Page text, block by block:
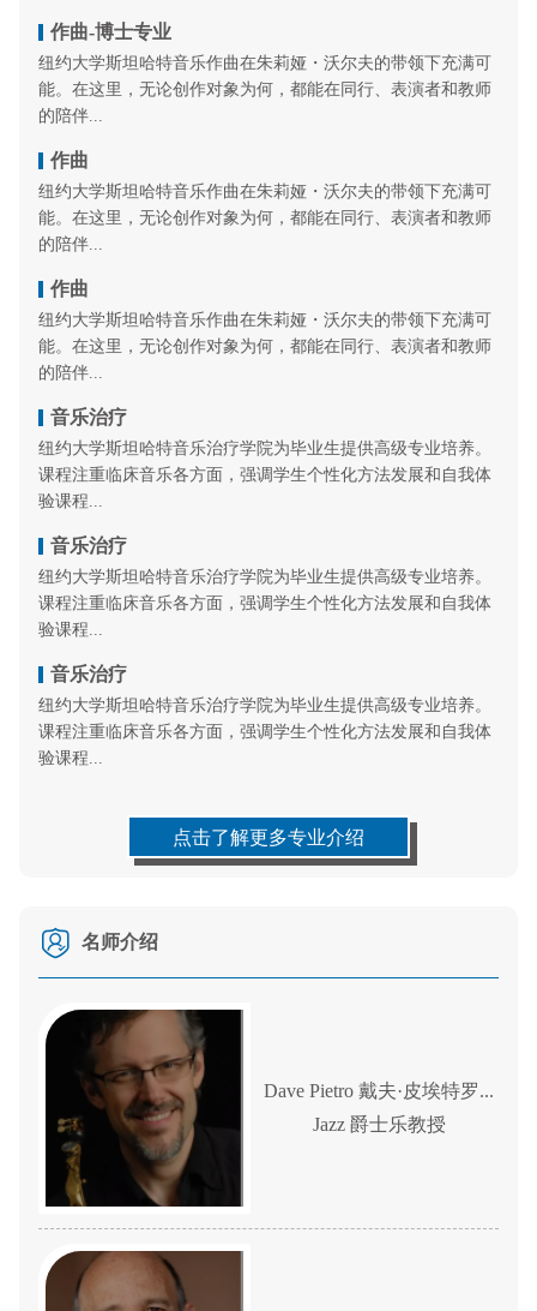
作曲-博士专业
纽约大学斯坦哈特音乐作曲在朱莉娅・沃尔夫的带领下充满可
能。在这里，无论创作对象为何，都能在同行、表演者和教师
的陪伴...
作曲
纽约大学斯坦哈特音乐作曲在朱莉娅・沃尔夫的带领下充满可
能。在这里，无论创作对象为何，都能在同行、表演者和教师
的陪伴...
作曲
纽约大学斯坦哈特音乐作曲在朱莉娅・沃尔夫的带领下充满可
能。在这里，无论创作对象为何，都能在同行、表演者和教师
的陪伴...
音乐治疗
纽约大学斯坦哈特音乐治疗学院为毕业生提供高级专业培养。
课程注重临床音乐各方面，强调学生个性化方法发展和自我体
验课程...
音乐治疗
纽约大学斯坦哈特音乐治疗学院为毕业生提供高级专业培养。
课程注重临床音乐各方面，强调学生个性化方法发展和自我体
验课程...
音乐治疗
纽约大学斯坦哈特音乐治疗学院为毕业生提供高级专业培养。
课程注重临床音乐各方面，强调学生个性化方法发展和自我体
验课程...
点击了解更多专业介绍
名师介绍
Dave Pietro 戴夫·皮埃特罗...
Jazz 爵士乐教授